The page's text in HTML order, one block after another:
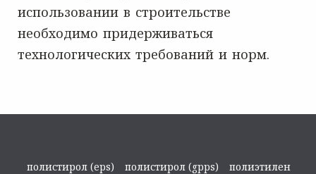
использовании в строительстве
необходимо придерживаться
технологических требований и норм.
полистирол (eps) полистирол (gpps)
полиэтилен